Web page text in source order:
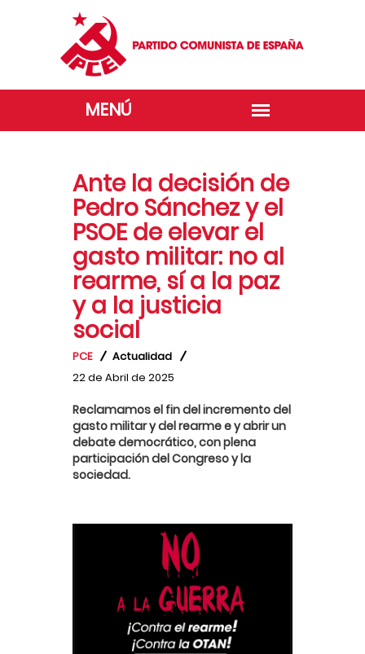
Ante la decisión de
Pedro Sánchez y el
PSOE de elevar el
gasto militar: no al
rearme, sí a la paz
y a la justicia
social
PCE
Actualidad
22 de Abril de 2025
Reclamamos el fin del incremento del
gasto militar y del rearme e y abrir un
debate democrático, con plena
participación del Congreso y la
sociedad.